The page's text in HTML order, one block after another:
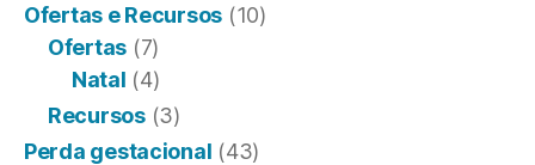
Ofertas e Recursos (10)
Ofertas (7)
Natal (4)
Recursos(3)
Perda gestacional (43)